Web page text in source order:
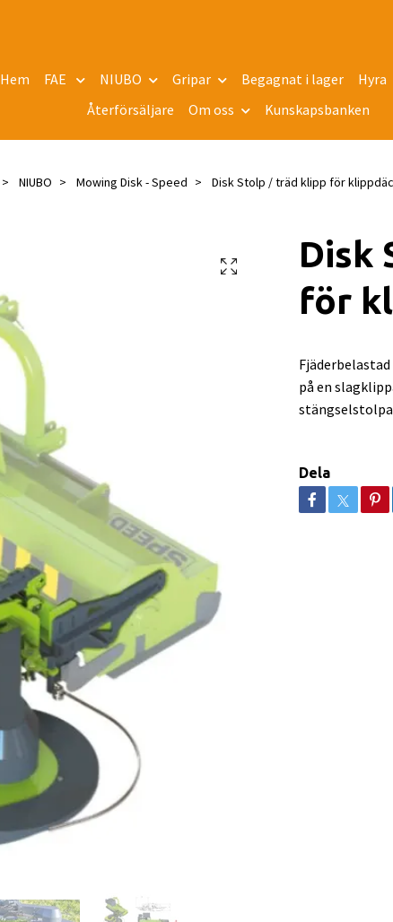
Hem FAE NIUBO Gripar Begagnat i lager
Hyra
Återförsäljare
Om oss Kunskapsbanken
NIUBO Mowing Disk - Speed Disk Stolp / träd klipp för
Disk
för
på en
Dela